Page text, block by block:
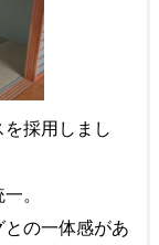
採用しまし
。
の一体感があ